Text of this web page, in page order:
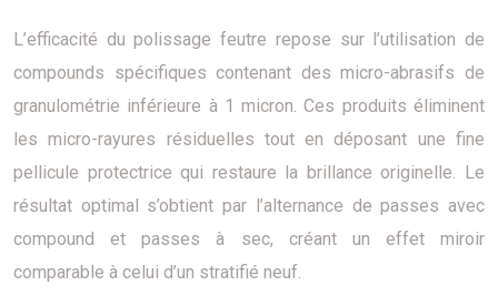
L’efficacité du polissage feutre repose sur l’utilisation de
compounds spécifiques contenant des micro-abrasifs de
granulométrie inférieure à 1 micron. Ces produits éliminent
les micro-rayures résiduelles tout en déposant une fine
pellicule protectrice qui restaure la brillance originelle. Le
résultat optimal s’obtient par l’alternance de passes avec
compound et passes à sec, créant un effet miroir
comparable à celui d’un stratifié neuf.